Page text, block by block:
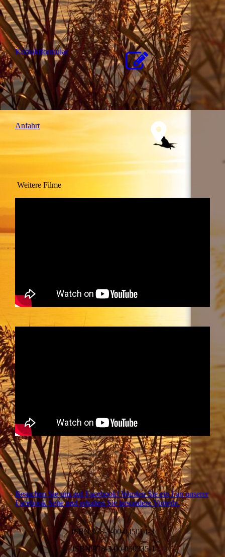
Kon­takt­for­mu­lar
Anfahrt
Weitere Filme
Besuchen Sie uns auf Facebook! Werden Sie ein Fan unserer
Facebook Seite und erhalten Sie besondere Vorteile.
ISBN 978-3-00-045014-3
ISBN 978-3-00-050335-1